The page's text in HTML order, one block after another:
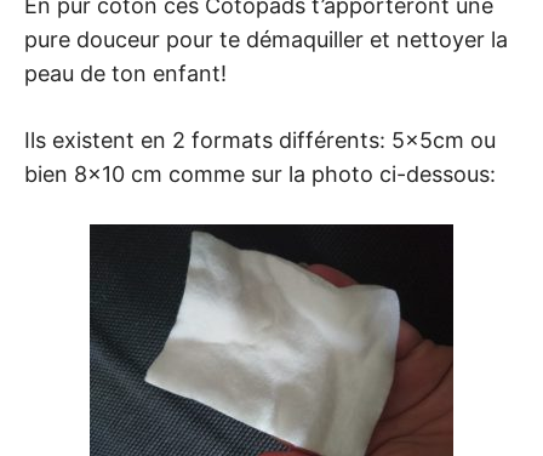
pure douceur pour te démaquiller et nettoyer la
peau de ton enfant!
Ils existent en 2 formats différents: 5x5cm ou
bien 8×10 cm comme sur la photo ci-dessous: